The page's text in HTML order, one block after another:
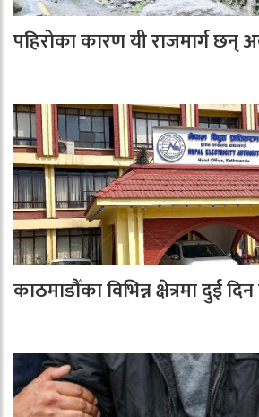
पहिरोका कारण यी राजमार्ग छन्
काठमाडौँका विभिन्न क्षेत्रमा दुई